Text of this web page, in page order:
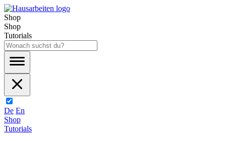
Shop
Shop
Tutorials
De En
Shop
Tutorials